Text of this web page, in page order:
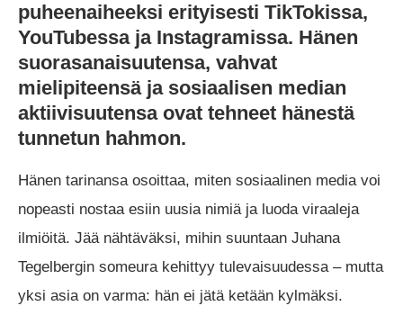
puheenaiheeksi erityisesti TikTokissa,
YouTubessa ja Instagramissa. Hänen
suorasanaisuutensa, vahvat
mielipiteensä ja sosiaalisen median
aktiivisuutensa ovat tehneet hänestä
tunnetun hahmon.
Hänen tarinansa osoittaa, miten sosiaalinen media voi
nopeasti nostaa esiin uusia nimiä ja luoda viraaleja
ilmiöitä. Jää nähtäväksi, mihin suuntaan Juhana
Tegelbergin someura kehittyy tulevaisuudessa – mutta
yksi asia on varma: hän ei jätä ketään kylmäksi.